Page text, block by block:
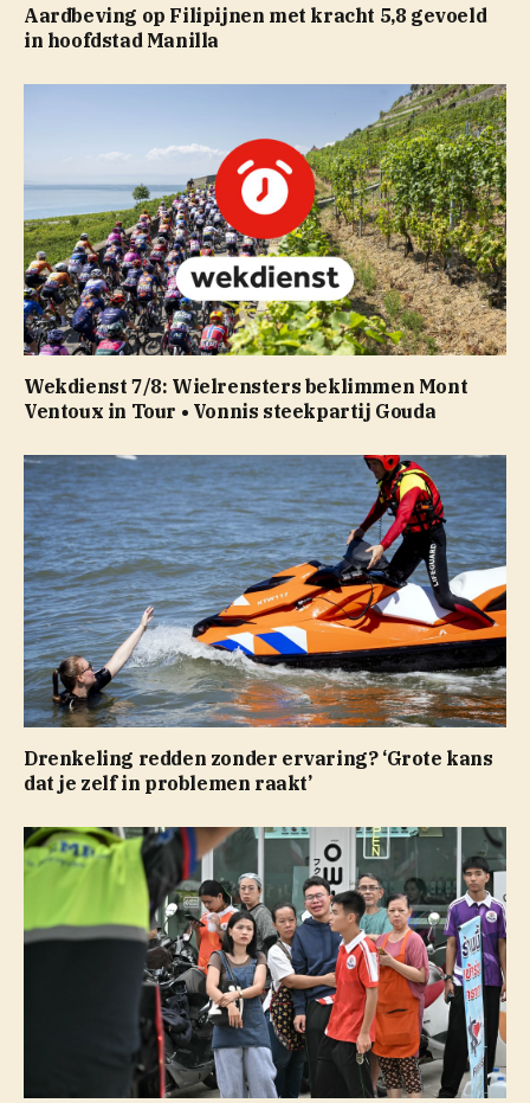
Aardbeving op Filipijnen met kracht 5,8 gevoeld
in hoofdstad Manilla
Wekdienst 7/8: Wielrensters beklimmen Mont
Ventoux in Tour • Vonnis steekpartij Gouda
Drenkeling redden zonder ervaring? ‘Grote kans
dat je zelf in problemen raakt’